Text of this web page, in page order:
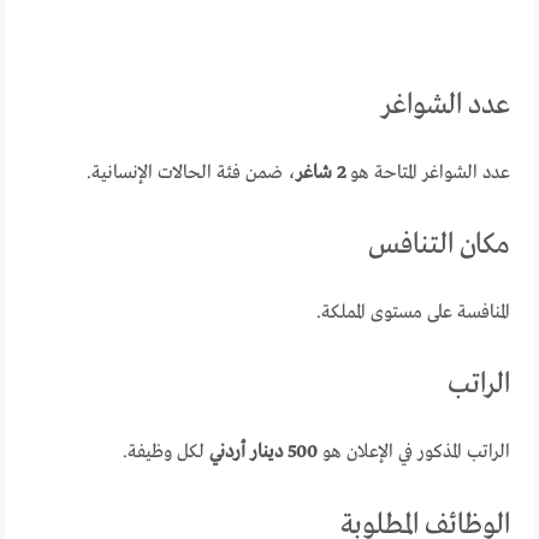
عدد الشواغر
عدد الشواغر المتاحة هو2 شاغر ، ضمن فئة الحالات الإنسانية.
مكان التنافس
المنافسة على مستوى المملكة.
الراتب
الراتب المذكور في الإعلان هو500 دينار أردني لكل وظيفة.
الوظائف المطلوبة